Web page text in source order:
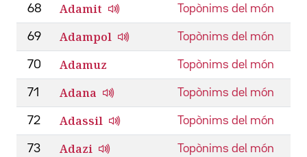
68 Adamit Topònims del món
69 Adampol Topònims del món
70 Adamuz Topònims del món
71 Adana Topònims del món
72 Adassil Topònims del món
73 Adazi Topònims del món